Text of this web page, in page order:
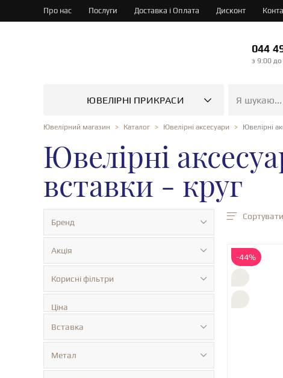
Про нас Послуги Доставка і Оплата Дисконт
044
з 9:00 до
ЮВЕЛІРНІ ПРИКРАСИ
Ювелірний магазин Каталог Ювелірні аксесуари Ювелірні
Ювелірні
вставки - круг
Бренд
Акція
Корисні фільтри
Ціна
Вставка
Метал
-44%